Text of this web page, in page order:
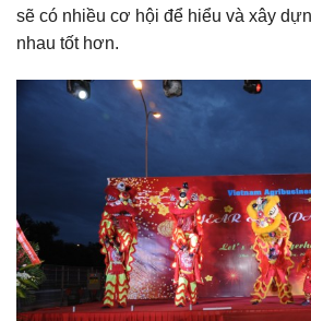
sẽ có nhiều cơ hội để hiểu và xây
nhau tốt hơn.